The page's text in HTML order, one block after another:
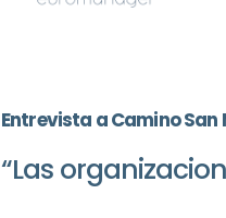
Entrevista a Camino
“Las